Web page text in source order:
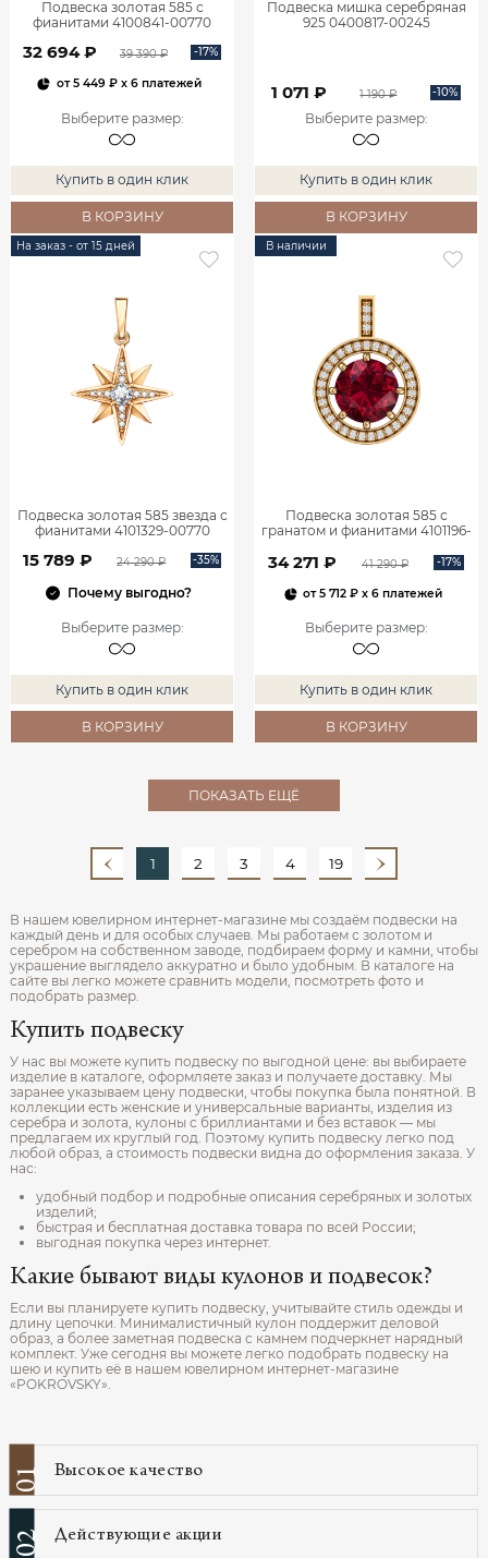
Подвеска золотая 585 с
фианитами 4100841-00770
32 694 ₽ 39 390 ₽ -17%
от5 449 ₽x 6 платежей
Выберите размер:
Купить в один клик
В КОРЗИНУ
Подвеска мишка серебряная
925 0400817-00245
1 071 ₽ 1 190 ₽ -10%
Выберите размер:
Купить в один клик
В КОРЗИНУ
На заказ - от 15 дней
Подвеска золотая 585 звезда с
фианитами 4101329-00770
15 789 ₽ 24 290 ₽ -35%
Почему выгодно?
Выберите размер:
Купить в один клик
В КОРЗИНУ
В наличии
Подвеска золотая 585 с
гранатом и фианитами 4101196-
34 271 ₽ 41 290 ₽ -17%
от5 712 ₽ x 6 платежей
Выберите размер:
Купить в один клик
В КОРЗИНУ
ПОКАЗАТЬ ЕЩЁ
1 2 3 4 19
В нашем ювелирном интернет‑магазине мы создаём подвески на
каждый день и для особых случаев. Мы работаем с золотом и
серебром на собственном заводе, подбираем форму и камни, чтобы
украшение выглядело аккуратно и было удобным. В каталоге на
сайте вы легко можете сравнить модели, посмотреть фото и
подобрать размер.
Купить подвеску
У нас вы можете купить подвеску по выгодной цене: вы выбираете
изделие в каталоге, оформляете заказ и получаете доставку. Мы
заранее указываем цену подвески, чтобы покупка была понятной. В
коллекции есть женские и универсальные варианты, изделия из
серебра и золота, кулоны с бриллиантами и без вставок — мы
предлагаем их круглый год. Поэтому купить подвеску легко под
любой образ, а стоимость подвески видна до оформления заказа. У
нас:
удобный подбор и подробные описания серебряных и золотых
изделий;
быстрая и бесплатная доставка товара по всей России;
выгодная покупка через интернет.
Какие бывают виды кулонов и подвесок?
Если вы планируете купить подвеску, учитывайте стиль одежды и
длину цепочки. Минималистичный кулон поддержит деловой
образ, а более заметная подвеска с камнем подчеркнет нарядный
комплект. Уже сегодня вы можете легко подобрать подвеску на
шею и купить её в нашем ювелирном интернет‑магазине
«POKROVSKY».
01 Высокое качество
02 Действующие акции